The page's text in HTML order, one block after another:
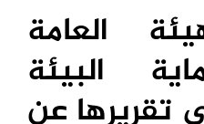
العامة
البيئة
تقريرها عن